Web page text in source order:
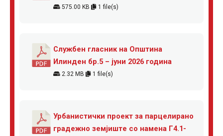
575.00 KB 1 file(s)
Службен гласник на Општина
Илинден бр.5 – јуни 2026 година
2.32 MB 1 file(s)
Урбанистички проект за парцелирано
градежно земјиште со намена Г4.1-